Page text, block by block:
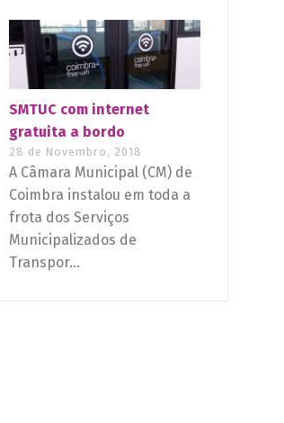
SMTUC com internet
gratuita a bordo
28 de Novembro, 2018
A Câmara Municipal (CM) de
Coimbra instalou em toda a
frota dos Serviços
Municipalizados de
Transpor...